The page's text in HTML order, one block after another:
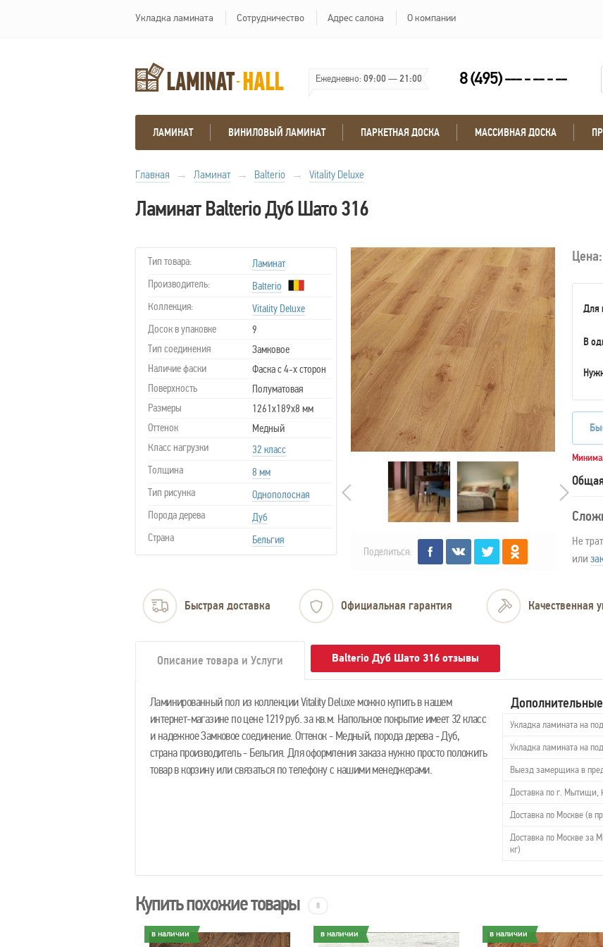
Укладка ламината Сотрудничество Адрес салона О компании
Ежедневно:09:00—21:00 8 (495) --- - -- - --
ЛАМИНАТ ВИНИЛОВЫЙ ЛАМИНАТ ПАРКЕТНАЯ ДОСКА МАССИВНАЯ ДОСКА
Главная → Ламинат → Balterio → Vitality Deluxe
Ламинат Balterio Дуб Шато 316
Тип товара:
Ламинат
Производитель:
Balterio
Коллекция:
Vitality Deluxe
Досок в упаковке
9
Тип соединения
Замковое
Наличие фаски
Фаска с 4-х сторон
Поверхность
Полуматовая
Размеры
1261х189х8 мм
Оттенок
Медный
Класс нагрузки
32 класс
Толщина
8 мм
Тип рисунка
Однополосная
Порода дерева
Дуб
Страна
Бельгия
Поделиться:
Цена:
Для
В
Не
или
Быстрая доставка Официальная гарантия Качественная
Описание товара и Услуги Balterio Дуб Шато 316 отзывы
Ламинированный пол из коллекции Vitality Deluxe можно купить в нашем
интернет-магазине по цене 1219 руб. за кв.м. Напольное покрытие имеет 32 класс
и надежное Замковое соединение. Оттенок - Медный, порода дерева - Дуб,
страна производитель - Бельгия. Для оформления заказа нужно просто положить
товар в корзину или связаться по телефону с нашими менеджерами.
Укладка ламината на
Укладка ламината на
Выезд замерщика в
Доставка по г. Мытищи,
Доставка по Москве (в
Доставка по Москве за
кг)
Купить похожие товары 8
в наличии в наличии в наличии